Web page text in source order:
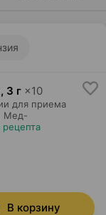
, 3 г ×10
для приема
Мед-
рецепта
В корзину